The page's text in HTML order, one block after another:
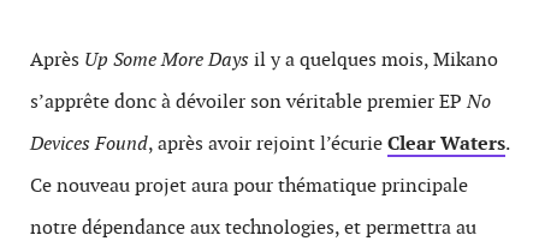
Après Up Some More Days il y a quelques mois, Mikano
s’apprête donc à dévoiler son véritable premier EPNo
Devices Found, après avoir rejoint l’écurieClear Waters.
Ce nouveau projet aura pour thématique principale
notre dépendance aux technologies, et permettra au